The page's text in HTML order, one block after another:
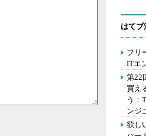
はてブ
フリ
ITエ
第22
買え
う：
ンジ
欲し